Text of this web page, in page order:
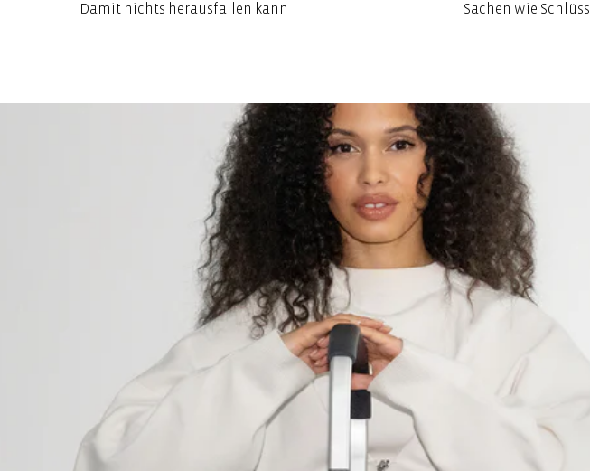
Damit nichts herausfallen kann
Sachen wie